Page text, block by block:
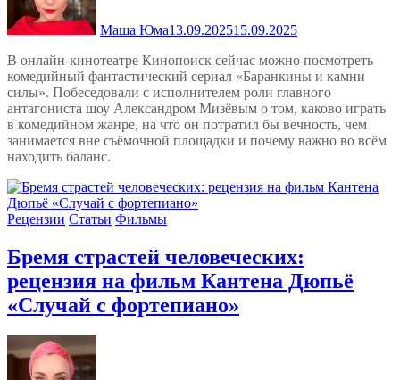
Маша Юма13.09.202515.09.2025
В онлайн-кинотеатре Кинопоиск сейчас можно посмотреть
комедийный фантастический сериал «Баранкины и камни
силы». Побеседовали с исполнителем роли главного
антагониста шоу Александром Мизёвым о том, каково играть
в комедийном жанре, на что он потратил бы вечность, чем
занимается вне съёмочной площадки и почему важно во всём
находить баланс.
Рецензии Статьи Фильмы
Бремя страстей человеческих:
рецензия на фильм Кантена Дюпьё
«Случай с фортепиано»